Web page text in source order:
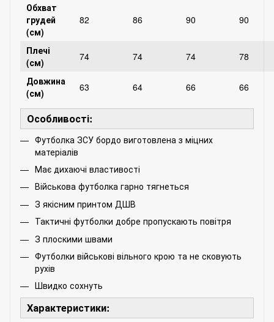
Обхват
грудей
(см)
82 86 90 90
Плечі
(см)
74 74 74
78
Довжина
(см)
63 64 66 66
Особливості:
Футболка ЗСУ бордо виготовлена з міцних
матеріалів
Має дихаючі властивості
Військова футболка гарно тягнеться
З якісним принтом ДШВ
Тактичні футболки добре пропускають повітря
З плоскими швами
Футболки військові вільного крою та не сковують
рухів
Швидко сохнуть
Характеристики: